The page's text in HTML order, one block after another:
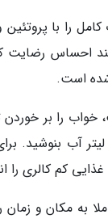
را با
احساس رضایت
است.
خواب را بر
آب بنوشید.
کم کالری را
به مکان و